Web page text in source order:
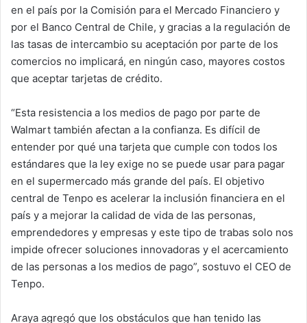
en el país por la Comisión para el Mercado Financiero y
por el Banco Central de Chile, y gracias a la regulación de
las tasas de intercambio su aceptación por parte de los
comercios no implicará, en ningún caso, mayores costos
que aceptar tarjetas de crédito.
“Esta resistencia a los medios de pago por parte de
Walmart también afectan a la confianza. Es difícil de
entender por qué una tarjeta que cumple con todos los
estándares que la ley exige no se puede usar para pagar
en el supermercado más grande del país. El objetivo
central de Tenpo es acelerar la inclusión financiera en el
país y a mejorar la calidad de vida de las personas,
emprendedores y empresas y este tipo de trabas solo nos
impide ofrecer soluciones innovadoras y el acercamiento
de las personas a los medios de pago”, sostuvo el CEO de
Tenpo.
Araya agregó que los obstáculos que han tenido las